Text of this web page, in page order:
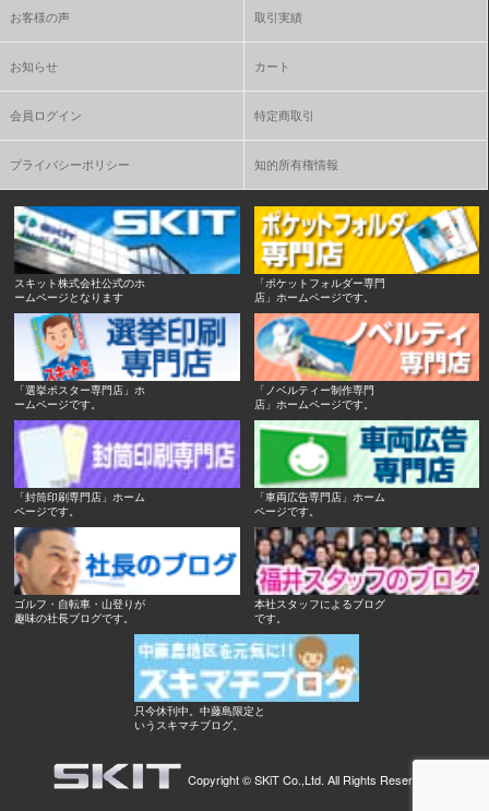
お客様の声 取引実績
お知らせ カート
会員ログイン 特定商取引
プライバシーポリシー 知的所有権情報
スキット株式会社公式のホ
ームページとなります
「ポケットフォルダー専門
店」ホームページです。
「選挙ポスター専門店」ホ
ームページです。
「ノベルティー制作専門
店」ホームページです。
「封筒印刷専門店」ホーム
ページです。
「車両広告専門店」ホーム
ページです。
ゴルフ・自転車・山登りが
趣味の社長ブログです。
本社スタッフによるブログ
です。
只今休刊中。中藤島限定と
いうスキマチブログ。
Copyright ©SKiT Co.,Ltd. All Rights Reserved.